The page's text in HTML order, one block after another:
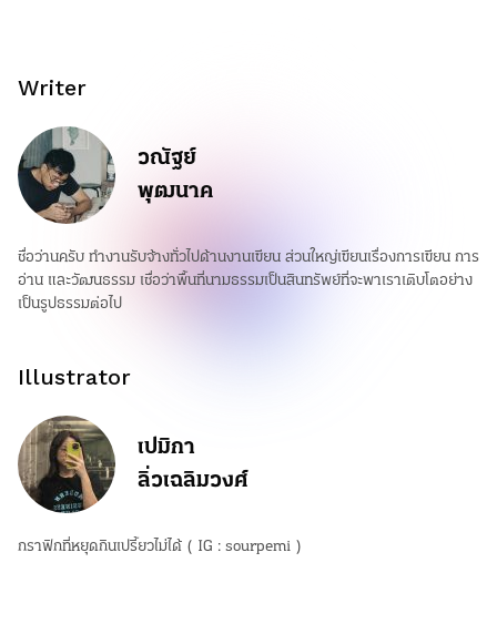
Writer
วณัฐย์
พุฒนาค
ชื่อว่านครับ ทำงานรับจ้างทั่วไปด้านงานเขียน ส่วนใหญ่เขียนเรื่องการเขียน การ
อ่าน และวัฒนธรรม เชื่อว่าพื้นที่นามธรรมเป็นสินทรัพย์ที่จะพาเราเติบโตอย่าง
เป็นรูปธรรมต่อไป
Illustrator
เปมิกา
ลิ่วเฉลิมวงศ์
กราฟิกที่หยุดกินเปรี้ยวไม่ได้ ( IG : sourpemi )